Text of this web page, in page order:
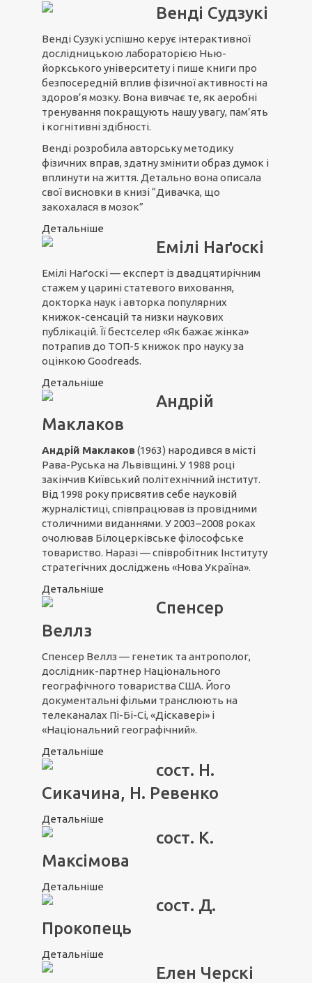
Венді Судзукі
Венді Сузукі успішно керує інтерактивної
дослідницькою лабораторією Нью-
йоркського університету і пише книги про
безпосередній вплив фізичної активності на
здоров’я мозку. Вона вивчає те, як аеробні
тренування покращують нашу увагу, пам’ять
і когнітивні здібності.
Венді розробила авторську методику
фізичних вправ, здатну змінити образ думок і
вплинути на життя. Детально вона описала
свої висновки в книзі “Дивачка, що
закохалася в мозок”
Детальніше
Емілі Наґоскі
Емілі Наґоскі — експерт із двадцятирічним
стажем у царині статевого виховання,
докторка наук і авторка популярних
книжок-сенсацій та низки наукових
публікацій. Її бестселер «Як бажає жінка»
потрапив до ТОП-5 книжок про науку за
оцінкою Goodreads.
Детальніше
Андрій
Маклаков
Андрій Маклаков(1963) народився в місті
Рава-Руська на Львівщині. У 1988 році
закінчив Київський політехнічний інститут.
Від 1998 року присвятив себе науковій
журналістиці, співпрацював із провідними
столичними виданнями. У 2003–2008 роках
очолював Білоцерківське філософське
товариство. Наразі — співробітник Інституту
стратегічних досліджень «Нова Україна».
Детальніше
Спенсер
Веллз
Спенсер Веллз — генетик та антрополог,
дослідник-партнер Національного
географічного товариства США. Його
документальні фільми транслюють на
телеканалах Пі-Бі-Сі, «Діскавері» і
«Національний географічний».
Детальніше
сост. Н.
Сикачина, Н. Ревенко
Детальніше
сост. К.
Максімова
Детальніше
сост. Д.
Прокопець
Детальніше
Елен Черскі